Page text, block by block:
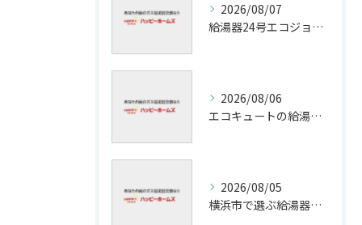
2026/08/07
給湯器24号エコジョーズの省エネ技術解説
2026/08/06
エコキュートの給湯効率と省エネ効果
2026/08/05
横浜市で選ぶ給湯器交換の口コミ分析